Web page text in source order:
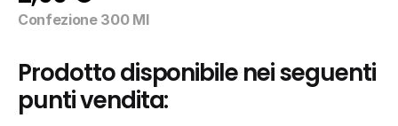
Confezione 300 Ml
Prodotto disponibile nei seguenti
punti vendita: